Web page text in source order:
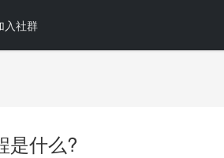
入社群
是什么?